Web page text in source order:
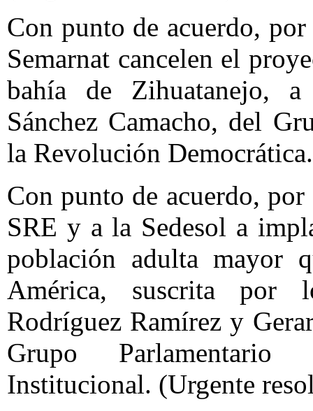
Con punto de acuerdo,
Semarnat cancelen el
bahía de Zihuatanejo,
Sánchez Camacho, del
la Revolución
Con punto de acuerdo,
SRE y a la Sedesol a
población adulta mayor
América, suscrita por
Rodríguez Ramírez y
Grupo
Institucional. (Urgente